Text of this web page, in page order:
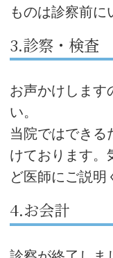
ものは診察前に
3.診察・検査
お声かけします
い。
当院ではできる
けております。
ど医師にご説明
4.お会計